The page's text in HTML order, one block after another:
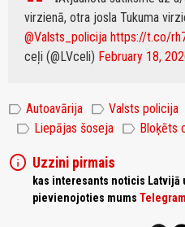
virzienā, otra josla Tukuma
@Valsts_policija https://t.co/
ceļi (@LVceli) February 18,
label Autoavārija label Valsts policija
label Liepājas šoseja label Bloķēts
info Uzzini pirmais
kas interesants noticis Latvijā
pievienojoties mums Telegram